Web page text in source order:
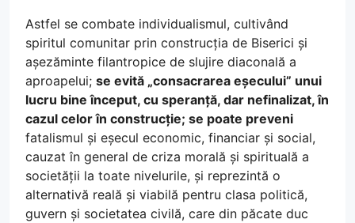
Astfel se combate individualismul, cultivând
spiritul comunitar prin construcția de Biserici și
așezăminte filantropice de slujire diaconală a
aproapelui; se evită „consacrarea eșecului” unui
lucru bine început, cu speranță, dar nefinalizat, în
cazul celor în construcție; se poate preveni
fatalismul și eșecul economic, financiar și social,
cauzat în general de criza morală și spirituală a
societății la toate nivelurile, și reprezintă o
alternativă reală și viabilă pentru clasa politică,
guvern și societatea civilă, care din păcate duc